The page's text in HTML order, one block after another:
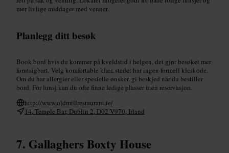
mer livlige middager med venner.
Planlegg ditt besøk
Book bord hvis du kommer på kveldstid i helgen, det gjør besøket mer
forutsigbart. Velg komfortable klær, stedet har ingen formell kleskode.
Om du har allergier eller spesielle ønsker, gi beskjed når du bestiller
bord. For lunsj kan du ofte finne ledige plasser uten reservasjon.
http://www.oldmillrestaurant.ie/
14, Temple Bar, Dublin 2, D02 V970, Irland
Gallaghers Boxty House